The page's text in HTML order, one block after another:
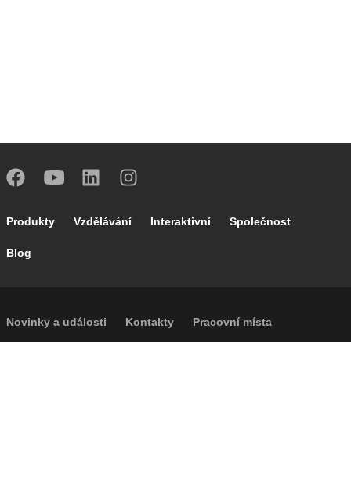
Footer main navigation
Produkty Vzdělávání Interaktivní Společnost
Blog
Footer secondary navigation
Novinky a události Kontakty Pracovní místa